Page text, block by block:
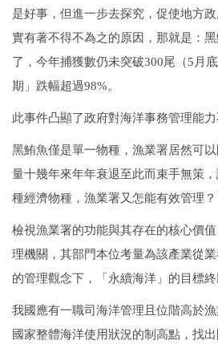
是好事，但進一步去探究，促使地方
實有著不得不為之的原因，那就是：
了，今年捕獲數仍未突破300尾（5月
期」跌幅超過98%。
此事件凸顯了政府對海洋事務管理能力
黑鮪魚僅是單一物種，漁業署居然可
量十幾年來年年衰退至此而束手無策
種經濟物種，漁業署又怎能有效管理？
檢視漁業署的功能與其存在的核心價
理機關，其部門本位考量為該產業從
的管理觀念下，「永續海洋」的目標終
我國應有一職司海洋管理且位階高於
國家整體海洋使用狀況的制高點，找